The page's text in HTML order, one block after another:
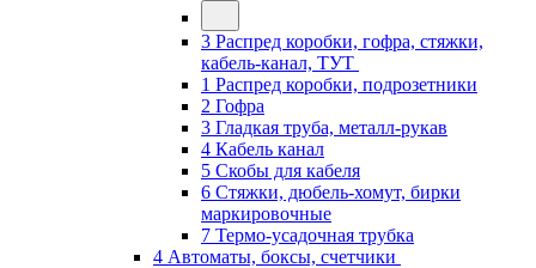
3 Распред коробки, гофра, стяжки,
кабель-канал, ТУТ
1 Распред коробки, подрозетники
2 Гофра
3 Гладкая труба, металл-рукав
4 Кабель канал
5 Скобы для кабеля
6 Стяжки, дюбель-хомут, бирки
маркировочные
7 Термо-усадочная трубка
4 Автоматы, боксы, счетчики